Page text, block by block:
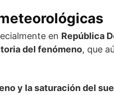
en República
del fenómeno, que
y la saturación del